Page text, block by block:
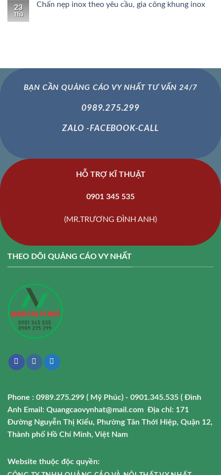
23
Th3
Chấn nẹp inox theo yêu cầu, gia công khung inox
BẠN CẦN QUẢNG CÁO VY NHẤT TƯ VẤN 24/7
0989.275.299
ZALO -FACEBOOK-CALL
HỖ TRỢ KĨ THUẬT
0901 345 535
(MR.TRƯƠNG ĐÌNH ANH)
THEO DÕI QUẢNG CÁO VY NHẤT
Phone : 0989.275.299 ( Mỹ Phúc) - 0901.345.535 ( Đình
Anh Email: Quangcaovynhat@mail.com Địa chỉ: 171
Đường Nguyễn Thị Kiểu, Phường Tân Thới Hiệp, Quận 12,
Thành phố Hồ Chí Minh, Việt Nam
Website thuộc độc quyền: